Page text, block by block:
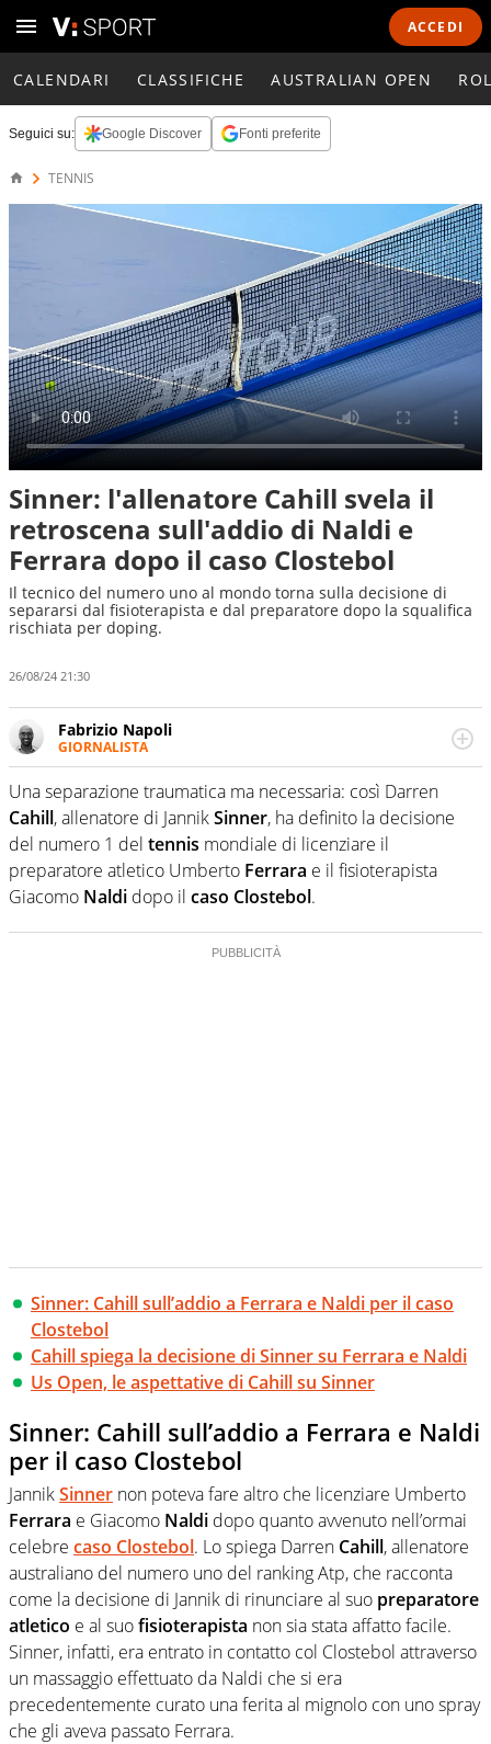
ACCEDI
CALENDARI CLASSIFICHE AUSTRALIAN OPEN
Seguici su: Google Discover Fonti preferite
TENNIS
Sinner: l'allenatore Cahill svela il
retroscena sull'addio di Naldi e
Ferrara dopo il caso Clostebol
Il tecnico del numero uno al mondo torna sulla decisione di
separarsi dal fisioterapista e dal preparatore dopo la squalifica
rischiata per doping.
26/08/24 21:30
Fabrizio Napoli
GIORNALISTA
Giornalista professionista, per Virgilio Sport segue anche
il calcio ma è con la pallanuoto che esalta competenze e
passioni. Cura la comunicazione di HaBaWaBa, il più
grande festival di waterpolo per bambini al mondo
Una separazione traumatica ma necessaria: così Darren
Cahill, allenatore di JannikSinner, ha definito la decisione
del numero 1 del tennis mondiale di licenziare il
preparatore atletico Umberto Ferrara e il fisioterapista
Giacomo Naldi dopo il caso Clostebol.
Sinner: Cahill sull’addio a Ferrara e Naldi per il caso
Clostebol
Cahill spiega la decisione di Sinner su Ferrara e Naldi
Us Open, le aspettative di Cahill su Sinner
Sinner: Cahill sull’addio a Ferrara e Naldi
per il caso Clostebol
JannikSinner non poteva fare altro che licenziare Umberto
Ferrara e Giacomo Naldi dopo quanto avvenuto nell’ormai
celebre caso Clostebol. Lo spiega Darren Cahill, allenatore
australiano del numero uno del ranking Atp, che racconta
come la decisione di Jannik di rinunciare al suo preparatore
atletico e al suofisioterapista non sia stata affatto facile.
Sinner, infatti, era entrato in contatto col Clostebol attraverso
un massaggio effettuato da Naldi che si era
precedentemente curato una ferita al mignolo con uno spray
che gli aveva passato Ferrara.